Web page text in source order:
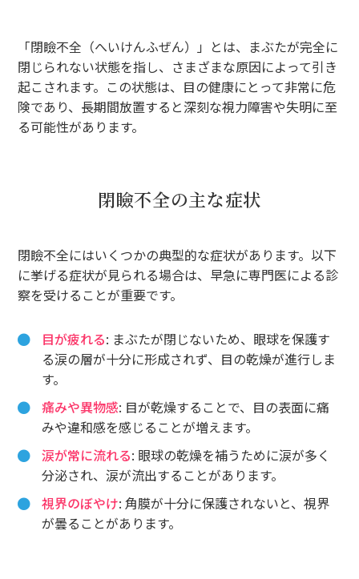
「閉瞼不全（へいけんふぜん）」とは、まぶたが完全に
閉じられない状態を指し、さまざまな原因によって引き
起こされます。この状態は、目の健康にとって非常に危
険であり、長期間放置すると深刻な視力障害や失明に至
る可能性があります。
閉瞼不全の主な症状
閉瞼不全にはいくつかの典型的な症状があります。以下
に挙げる症状が見られる場合は、早急に専門医による診
察を受けることが重要です。
目が疲れる: まぶたが閉じないため、眼球を保護す
る涙の層が十分に形成されず、目の乾燥が進行しま
す。
痛みや異物感: 目が乾燥することで、目の表面に痛
みや違和感を感じることが増えます。
涙が常に流れる: 眼球の乾燥を補うために涙が多く
分泌され、涙が流出することがあります。
視界のぼやけ: 角膜が十分に保護されないと、視界
が曇ることがあります。